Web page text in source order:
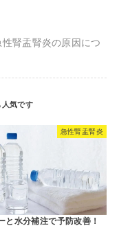
腎盂腎炎の原因につ
急性腎盂腎炎
と水分補注で予防改善！